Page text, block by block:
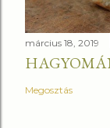
március 18, 2019
Megosztás